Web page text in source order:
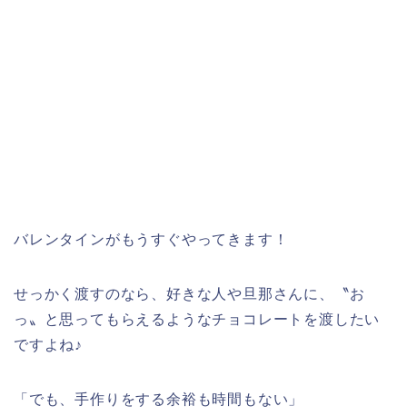
バレンタインがもうすぐやってきます！
せっかく渡すのなら、好きな人や旦那さんに、〝お
っ〟と思ってもらえるようなチョコレートを渡したい
ですよね♪
「でも、手作りをする余裕も時間もない」